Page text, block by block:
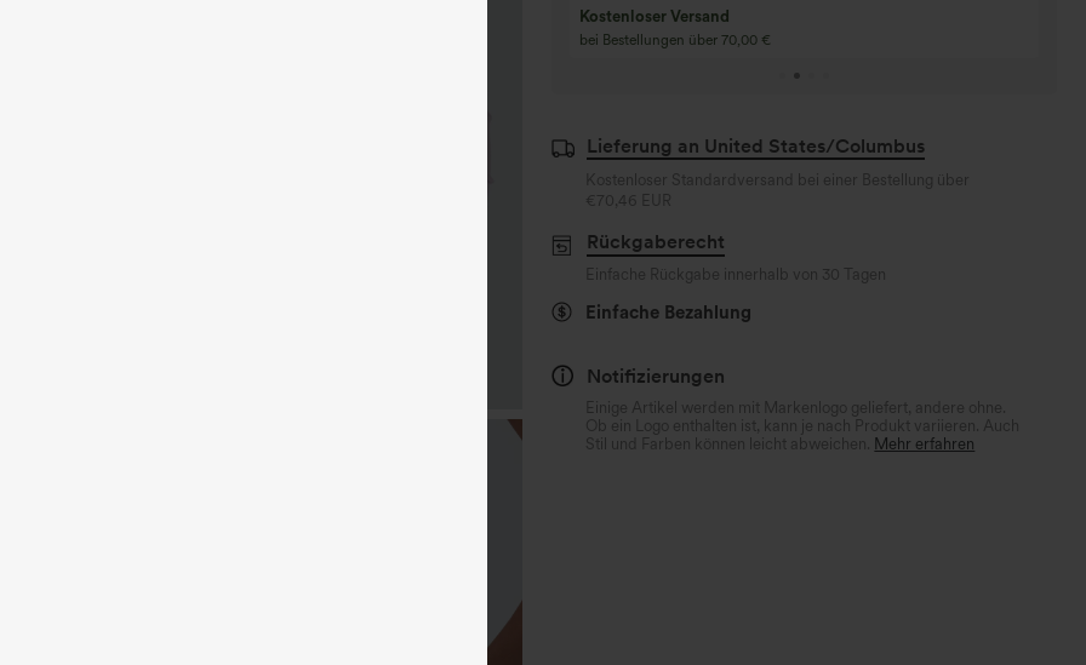
Kaufe 3 und erhalte 1 gratis
Kaufen Sie 4 für 3, kaufen Sie 8 für 6
Lieferung an United States/Columbus
Kostenloser Standardversand bei einer Bestellung über
€70,46 EUR
Rückgaberecht
Einfache Rückgabe innerhalb von 30 Tagen
Einfache Bezahlung
Notifizierungen
Einige Artikel werden mit Markenlogo geliefert, andere ohne.
Ob ein Logo enthalten ist, kann je nach Produkt variieren. Auch
Stil und Farben können leicht abweichen. Mehr erfahren